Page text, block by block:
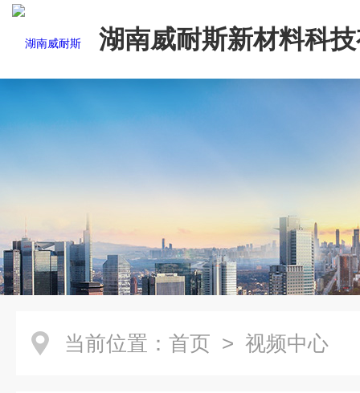
湖南威耐斯新材料科
司
当前位置： 首页 > 视频中心